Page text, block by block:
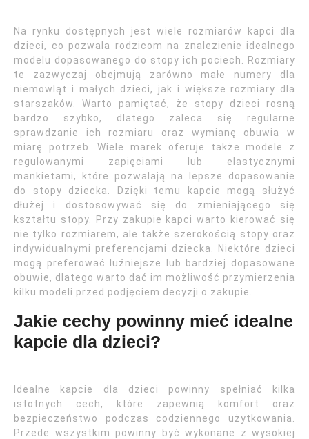
Na rynku dostępnych jest wiele rozmiarów kapci dla
dzieci, co pozwala rodzicom na znalezienie idealnego
modelu dopasowanego do stopy ich pociech. Rozmiary
te zazwyczaj obejmują zarówno małe numery dla
niemowląt i małych dzieci, jak i większe rozmiary dla
starszaków. Warto pamiętać, że stopy dzieci rosną
bardzo szybko, dlatego zaleca się regularne
sprawdzanie ich rozmiaru oraz wymianę obuwia w
miarę potrzeb. Wiele marek oferuje także modele z
regulowanymi zapięciami lub elastycznymi
mankietami, które pozwalają na lepsze dopasowanie
do stopy dziecka. Dzięki temu kapcie mogą służyć
dłużej i dostosowywać się do zmieniającego się
kształtu stopy. Przy zakupie kapci warto kierować się
nie tylko rozmiarem, ale także szerokością stopy oraz
indywidualnymi preferencjami dziecka. Niektóre dzieci
mogą preferować luźniejsze lub bardziej dopasowane
obuwie, dlatego warto dać im możliwość przymierzenia
kilku modeli przed podjęciem decyzji o zakupie.
Jakie cechy powinny mieć idealne
kapcie dla dzieci?
Idealne kapcie dla dzieci powinny spełniać kilka
istotnych cech, które zapewnią komfort oraz
bezpieczeństwo podczas codziennego użytkowania.
Przede wszystkim powinny być wykonane z wysokiej